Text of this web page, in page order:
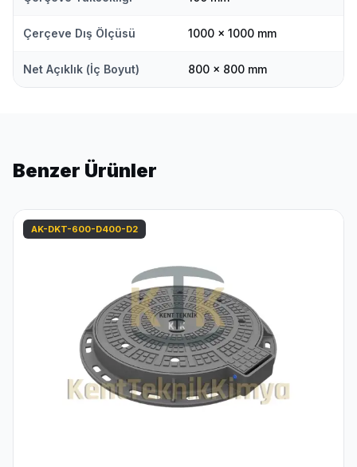
Çerçeve Dış Ölçüsü 1000 x 1000 mm
Net Açıklık (İç Boyut) 800 x 800 mm
Benzer Ürünler
AK-DKT-600-D400-D2